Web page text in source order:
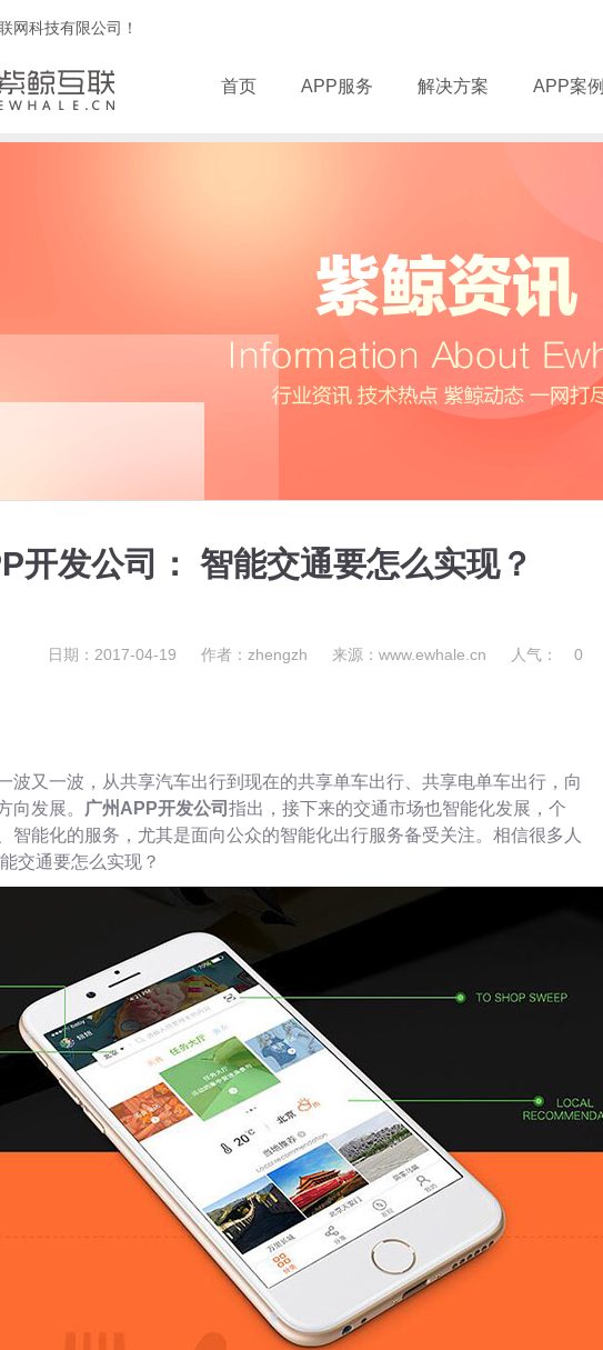
网科技有限公司！
首页 APP服务 解决方案 APP案例
开发公司： 智能交通要怎么实现？
日期：2017-04-19 作者：zhengzh 来源：www.ewhale.cn 人气： 0
波又一波，从共享汽车出行到现在的共享单车出行、共享电单车出行，向
向发展。
广州APP开发公司 指出，接下来的交通市场也智能化发展，个
智能化的服务，尤其是面向公众的智能化出行服务备受关注。相信很多人
交通要怎么实现？